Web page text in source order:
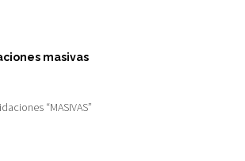
masivas
“MASIVAS”